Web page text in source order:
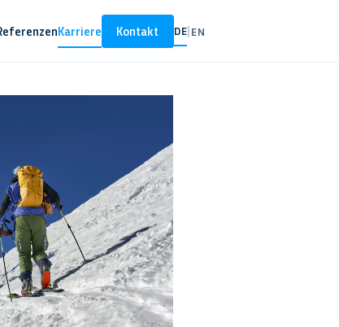
Karriere Kontakt DE|EN